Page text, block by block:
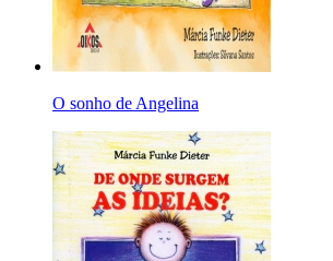
O sonho de Angelina